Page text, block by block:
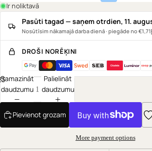
3
Ir noliktavā
Pasūti tagad — saņem otrdien, 11.
Nosūtīsim nākamajā darba dienā · piegāde no €1,71
DROŠI NORĒĶINI
coop
Samazināt
daudzumu
Palielināt
daudzumu
Pievienot grozam
More payment options